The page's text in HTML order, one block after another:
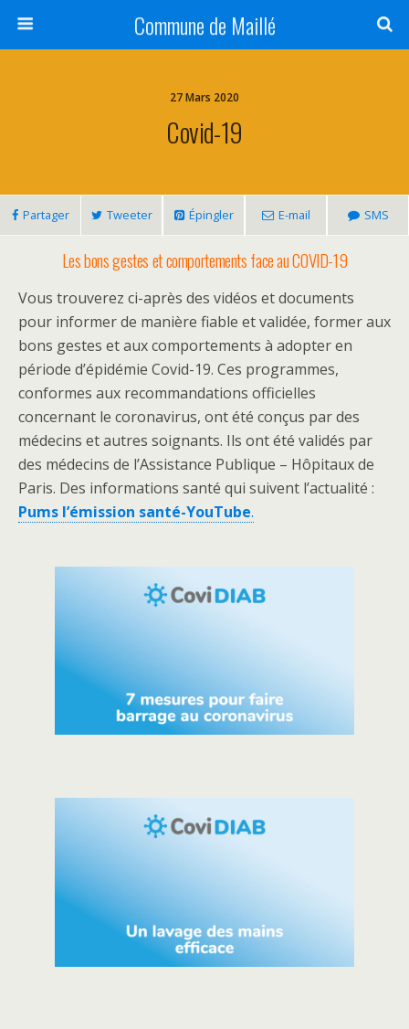
Commune de Maillé
27 Mars 2020
Covid-19
Partager Tweeter Épingler E-mail SMS
Les bons gestes et comportements face au COVID-19
Vous trouverez ci-après des vidéos et documents
pour informer de manière fiable et validée, former aux
bons gestes et aux comportements à adopter en
période d’épidémie Covid-19. Ces programmes,
conformes aux recommandations officielles
concernant le coronavirus, ont été conçus par des
médecins et autres soignants. Ils ont été validés par
des médecins de l’Assistance Publique – Hôpitaux de
Paris. Des informations santé qui suivent l’actualité :
Pums l’émission santé-YouTube.